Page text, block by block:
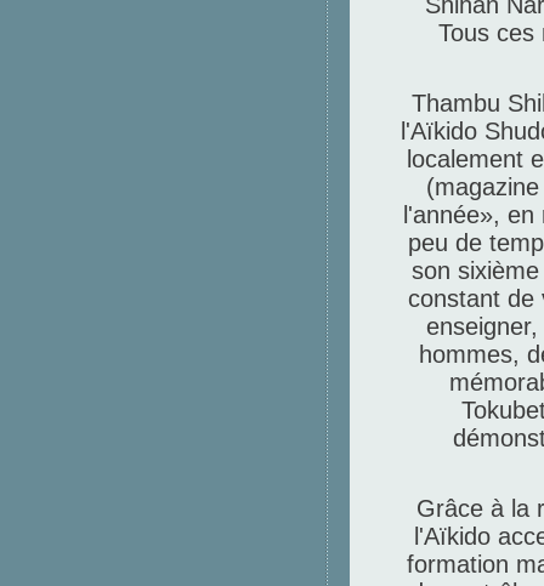
Tous ces
Thambu
l'Aïkido
localement
l'année»,
peu de
son
constant de
hommes,
Grâce à la
l'Aïkido
formation